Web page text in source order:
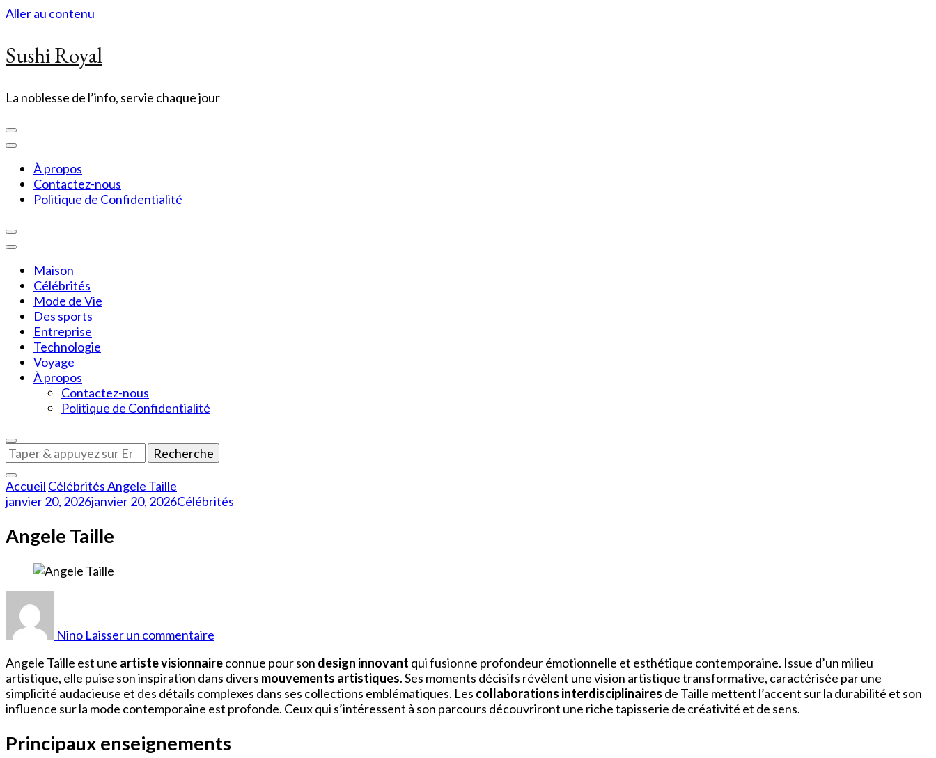
Aller au contenu
Sushi Royal
La noblesse de l’info, servie chaque jour
À propos
Contactez-nous
Politique de Confidentialité
Maison
Célébrités
Mode de Vie
Des sports
Entreprise
Technologie
Voyage
À propos
Contactez-nous
Politique de Confidentialité
Vous
recherchiez
quelque
chose
?
Accueil CélébritésAngele Taille
janvier 20, 2026janvier 20, 2026Célébrités
Angele Taille
Nino Laisser un commentaire
Angele Taille est une artiste visionnaireconnue pour son design innovant qui fusionne profondeur émotionnelle et esthétique contemporaine. Issue d’un milieu
artistique, elle puise son inspiration dans divers mouvements artistiques. Ses moments décisifs révèlent une vision artistique transformative, caractérisée par une
simplicité audacieuse et des détails complexes dans ses collections emblématiques. Les collaborations interdisciplinaires de Taille mettent l’accent sur la durabilité et son
influence sur la mode contemporaine est profonde. Ceux qui s’intéressent à son parcours découvriront une riche tapisserie de créativité et de sens.
Principaux enseignements